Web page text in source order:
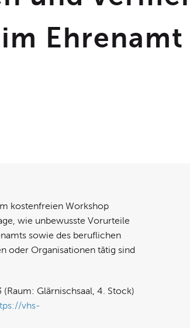
Ehrenamt
kostenfreien Workshop
wie unbewusste Vorurteile
sowie des beruflichen
oder Organisationen tätig sind
Glärnischsaal, 4. Stock)
vhs-